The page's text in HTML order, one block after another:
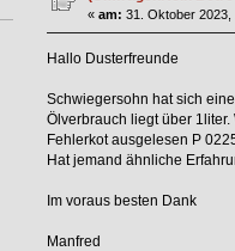
« am: 31. Oktober 2023,
Hallo Dusterfreunde
Schwiegersohn hat sich
Ölverbrauch liegt über 1liter.
Fehlerkot ausgelesen P
Hat jemand ähnliche
Im voraus besten Dank
Manfred